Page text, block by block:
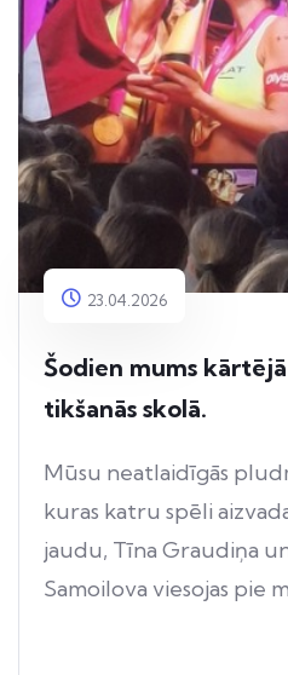
23.04.2026
Šodien mums
tikšanās skolā.
Mūsu neatlaidīgās
kuras katru spēli
jaudu, Tīna Graudiņa
Samoilova viesojas pie